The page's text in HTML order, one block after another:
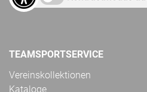
TEAMSPORTSERVICE
Vereinskollektionen
Kataloge